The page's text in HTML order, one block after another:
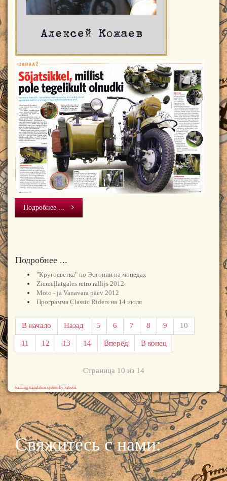
Подробнее ...
Подробнее ...
"Кругосветка" по Эстонии на мопедах
Ziemeļlatgales retro rallijs 2012
Moto - ja Vanavara päev 2012
Программа Classic Riders на 14 июля
В начало Назад 5 6 7 8 9 10
11 12 13 14 Вперёд В конец
Страница 10 из 14
FaLang translation system by Faboba
Свяжитесь с нами: